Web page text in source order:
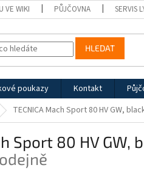
VE WIKI PŮJČOVNA SERVIS
HLEDAT
poukazy Kontakt
TECNICA Mach Sport 80 HV GW,
Sport 80 HV GW,